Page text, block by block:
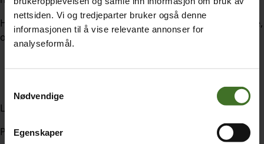
nettsiden. Vi og tredjeparter bruker også denne
informasjonen til å vise relevante annonser for
analyseformål.
Nødvendige
Egenskaper
Hemmelig nummer kan bare aktiveres av vår kundeservice,
og har følgende kostnad:
Les mer om hemmelig nummer
Prisene er eks.mva.